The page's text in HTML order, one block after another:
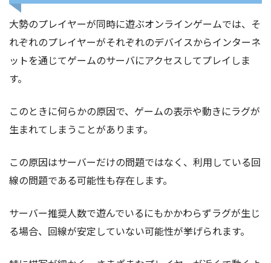
大勢のプレイヤーが同時に遊ぶオンラインゲームでは、そ
れぞれのプレイヤーがそれぞれのデバイスからインターネ
ットを通じてゲームのサーバにアクセスしてプレイしま
す。
このときに何らかの原因で、ゲームの表示や動きにラグが
生まれてしまうことがあります。
この原因はサーバーだけの問題ではなく、利用している回
線の問題である可能性も存在します。
サーバー推奨人数で遊んでいるにもかかわらずラグが生じ
る場合、回線が安定していない可能性が挙げられます。